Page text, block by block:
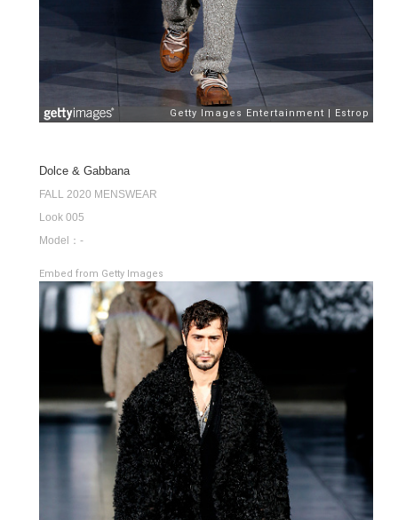
Dolce & Gabbana
FALL 2020 MENSWEAR
Look 005
Model：-
Embed from Getty Images